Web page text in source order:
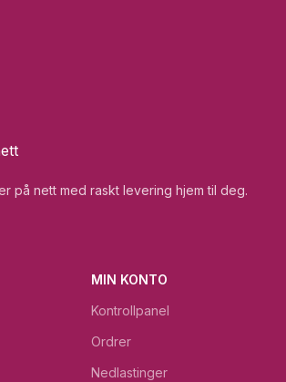
på nett med raskt levering hjem til deg.
MIN KONTO
Kontrollpanel
Ordrer
Nedlastinger